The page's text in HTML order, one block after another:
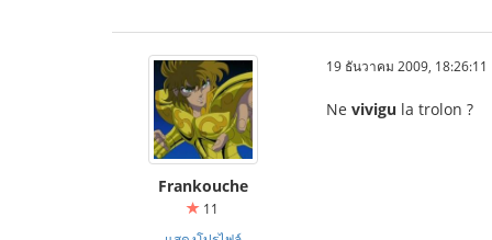
Frankouche
11
19 ธันวาคม 2009, 18:26:11
Ne vivigu la trolon ?